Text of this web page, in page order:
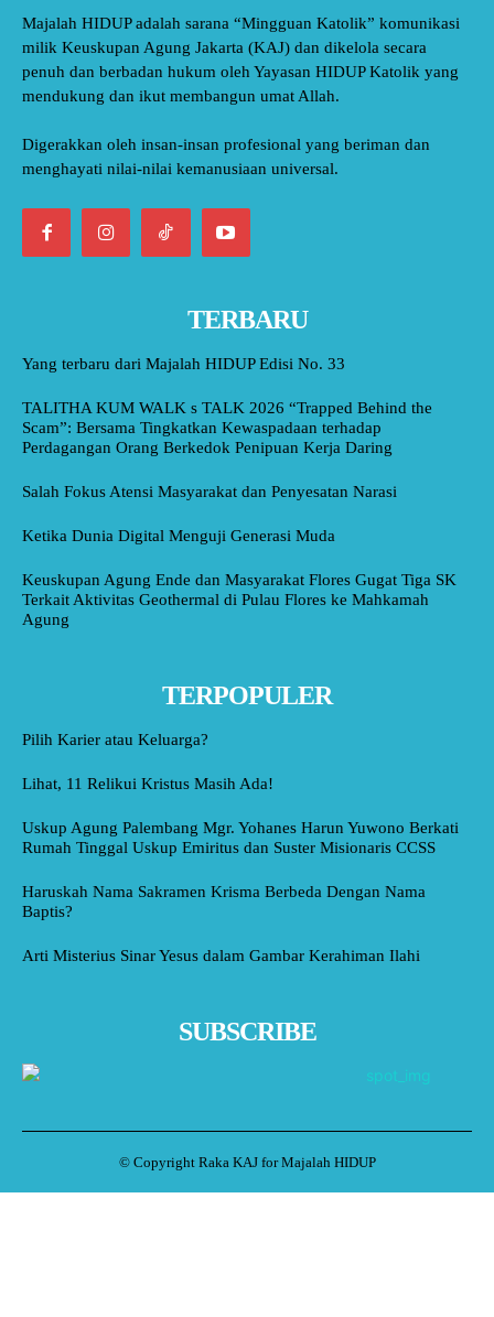
Majalah HIDUP adalah sarana “Mingguan Katolik” komunikasi
milik Keuskupan Agung Jakarta (KAJ) dan dikelola secara
penuh dan berbadan hukum oleh Yayasan HIDUP Katolik yang
mendukung dan ikut membangun umat Allah.
Digerakkan oleh insan-insan profesional yang beriman dan
menghayati nilai-nilai kemanusiaan universal.
TERBARU
Yang terbaru dari Majalah HIDUP Edisi No. 33
TALITHA KUM WALK s TALK 2026 “Trapped Behind the
Scam”: Bersama Tingkatkan Kewaspadaan terhadap
Perdagangan Orang Berkedok Penipuan Kerja Daring
Salah Fokus Atensi Masyarakat dan Penyesatan Narasi
Ketika Dunia Digital Menguji Generasi Muda
Keuskupan Agung Ende dan Masyarakat Flores Gugat Tiga SK
Terkait Aktivitas Geothermal di Pulau Flores ke Mahkamah
Agung
TERPOPULER
Pilih Karier atau Keluarga?
Lihat, 11 Relikui Kristus Masih Ada!
Uskup Agung Palembang Mgr. Yohanes Harun Yuwono Berkati
Rumah Tinggal Uskup Emiritus dan Suster Misionaris CCSS
Haruskah Nama Sakramen Krisma Berbeda Dengan Nama
Baptis?
Arti Misterius Sinar Yesus dalam Gambar Kerahiman Ilahi
SUBSCRIBE
© Copyright Raka KAJ for Majalah HIDUP